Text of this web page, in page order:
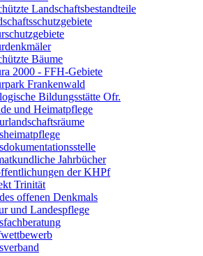
Landschaftsbestandteile
Bäume
2000 - FFH-Gebiete
Frankenwald
Bildungsstätte Ofr.
und Heimatpflege
Jahrbücher
der KHPf
Trinität
offenen Denkmals
und Landespflege